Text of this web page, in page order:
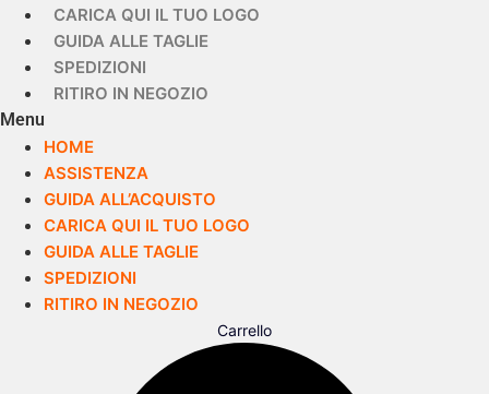
CARICA QUI IL TUO LOGO
GUIDA ALLE TAGLIE
SPEDIZIONI
RITIRO IN NEGOZIO
Menu
HOME
ASSISTENZA
GUIDA ALL’ACQUISTO
CARICA QUI IL TUO LOGO
GUIDA ALLE TAGLIE
SPEDIZIONI
RITIRO IN NEGOZIO
Carrello